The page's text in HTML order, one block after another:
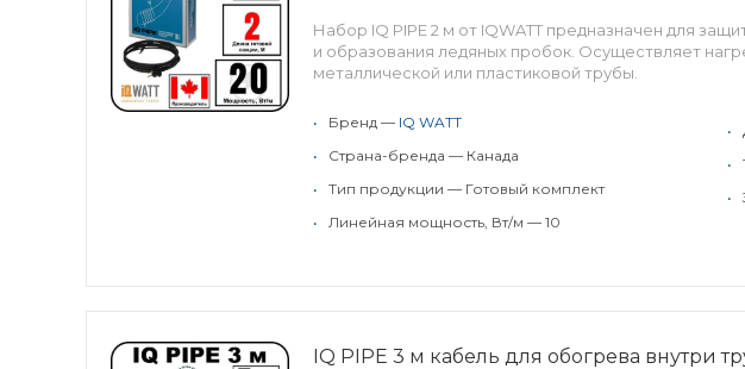
Набор IQ PIPE 2 м от IQWATT предназначен для
и образования ледяных пробок. Осуществляет
металлической или пластиковой трубы.
• Бренд — IQ WATT
•
Страна-бренда — Канада
•
Тип продукции — Готовый комплект
•
Линейная мощность, Вт/м — 10
•
•
•
IQ PIPE 3 м кабель для обогрева внутри